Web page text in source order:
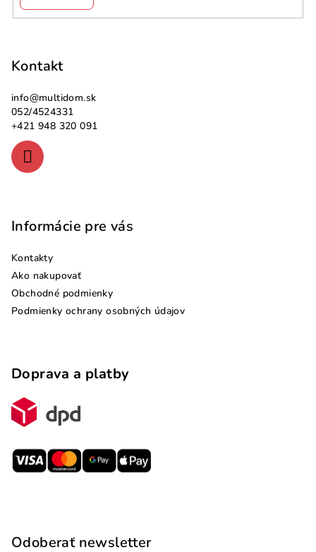
Kontakt
info@multidom.sk
052/4524331
+421 948 320 091
Informácie pre vás
Kontakty
Ako nakupovať
Obchodné podmienky
Podmienky ochrany osobných údajov
Doprava a platby
Odoberať newsletter